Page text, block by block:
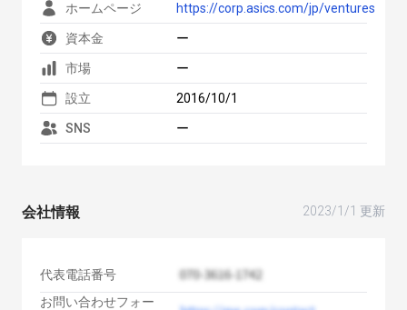
ホームページ https://corp.asics.com/jp/ventures
資本金 ー
市場 ー
設立 2016/10/1
SNS ー
会社情報 2023/1/1 更新
代表電話番号
お問い合わせフォー